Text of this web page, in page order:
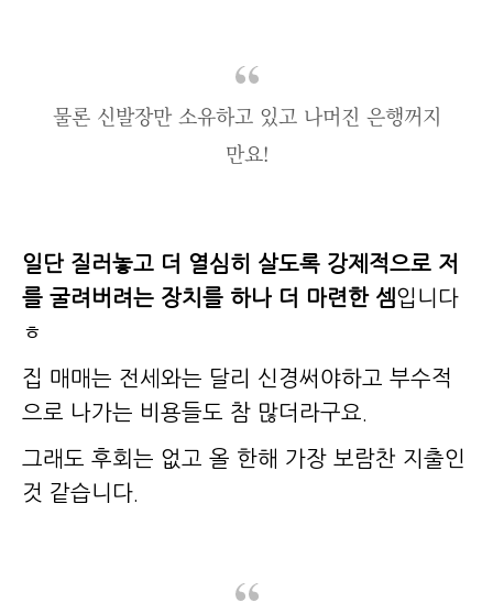
물론 신발장만 소유하고 있고 나머진 은행꺼지
만요!
일단 질러놓고 더 열심히 살도록 강제적으로 저
를 굴려버려는 장치를 하나 더 마련한 셈입니다
ㅎ
집 매매는 전세와는 달리 신경써야하고 부수적
으로 나가는 비용들도 참 많더라구요.
그래도 후회는 없고 올 한해 가장 보람찬 지출인
것 같습니다.